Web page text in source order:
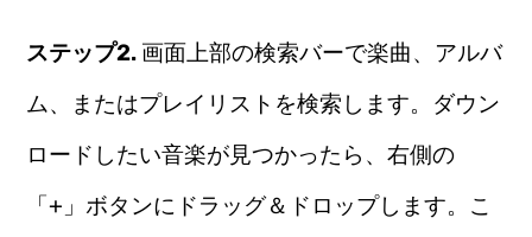
ステップ2. 画面上部の検索バーで楽曲、アルバ
ム、またはプレイリストを検索します。ダウン
ロードしたい音楽が見つかったら、右側の
「+」ボタンにドラッグ＆ドロップします。こ